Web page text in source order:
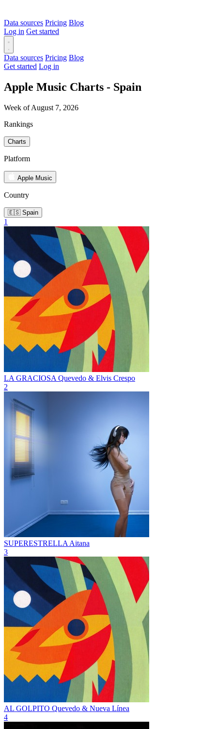
Data sources Pricing Blog
Log in Get started
Data sources Pricing Blog
Get started Log in
Apple Music Charts - Spain
Week of August 7, 2026
Rankings
Charts
Platform
Apple Music
Country
🇪🇸 Spain
1
LA GRACIOSA Quevedo & Elvis Crespo
2
SUPERESTRELLA Aitana
3
AL GOLPITO Quevedo & Nueva Línea
4